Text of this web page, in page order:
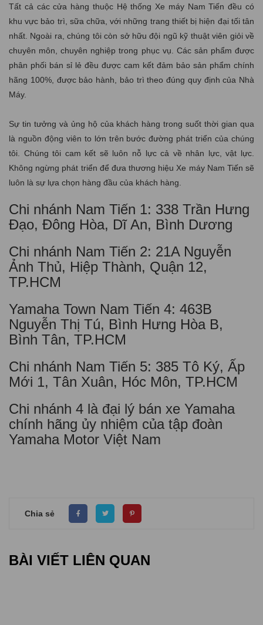
Tất cả các cửa hàng thuộc Hệ thống Xe máy Nam Tiến đều có
khu vực bảo trì, sữa chữa, với những trang thiết bị hiện đại tối tân
nhất. Ngoài ra, chúng tôi còn sở hữu đội ngũ kỹ thuật viên giỏi về
chuyên môn, chuyên nghiệp trong phục vụ. Các sản phẩm được
phân phối bán sỉ lẻ đều được cam kết đảm bảo sản phẩm chính
hãng 100%, được bảo hành, bảo trì theo đúng quy định của Nhà
Máy.
Sự tin tưởng và ủng hộ của khách hàng trong suốt thời gian qua
là nguồn động viên to lớn trên bước đường phát triển của chúng
tôi. Chúng tôi cam kết sẽ luôn nỗ lực cả về nhân lực, vật lực.
Không ngừng phát triển để đưa thương hiệu Xe máy Nam Tiến sẽ
luôn là sự lựa chọn hàng đầu của khách hàng.
Chi nhánh Nam Tiến 1: 338 Trần Hưng
Đạo, Đông Hòa, Dĩ An, Bình Dương
Chi nhánh Nam Tiến 2: 21A Nguyễn
Ảnh Thủ, Hiệp Thành, Quận 12,
TP.HCM
Yamaha Town Nam Tiến 4: 463B
Nguyễn Thị Tú, Bình Hưng Hòa B,
Bình Tân, TP.HCM
Chi nhánh Nam Tiến 5: 385 Tô Ký, Ấp
Mới 1, Tân Xuân, Hóc Môn, TP.HCM
Chi nhánh 4 là đại lý bán xe Yamaha
chính hãng ủy nhiệm của tập đoàn
Yamaha Motor Việt Nam
Chia sẻ
BÀI VIẾT LIÊN QUAN